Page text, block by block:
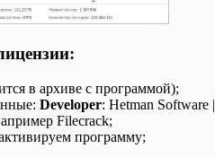
в архиве с программой);
Developer: Hetman Software |
Filecrack;
программу;